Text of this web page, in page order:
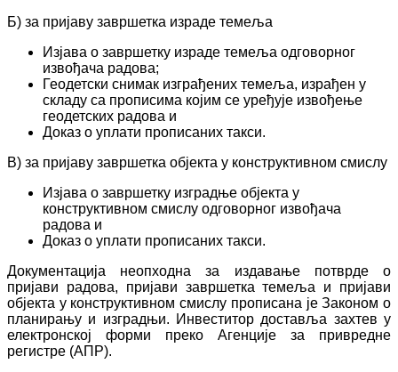
Б) за пријаву завршетка израде темеља
Изјава о завршетку израде темеља одговорног
извођача радова;
Геодетски снимак изграђених темеља, израђен у
складу са прописима којим се уређује извођење
геодетских радова и
Доказ о уплати прописаних такси.
В) за пријаву завршетка објекта у конструктивном смислу
Изјава о завршетку изградње објекта у
конструктивном смислу одговорног извођача
радова и
Доказ о уплати прописаних такси.
Документација неопходна за издавање потврде о
пријави радова, пријави завршетка темеља и пријави
објекта у конструктивном смислу прописана је Законом о
планирању и изградњи. Инвеститор доставља захтев у
електронској форми преко Агенције за привредне
регистре (АПР).